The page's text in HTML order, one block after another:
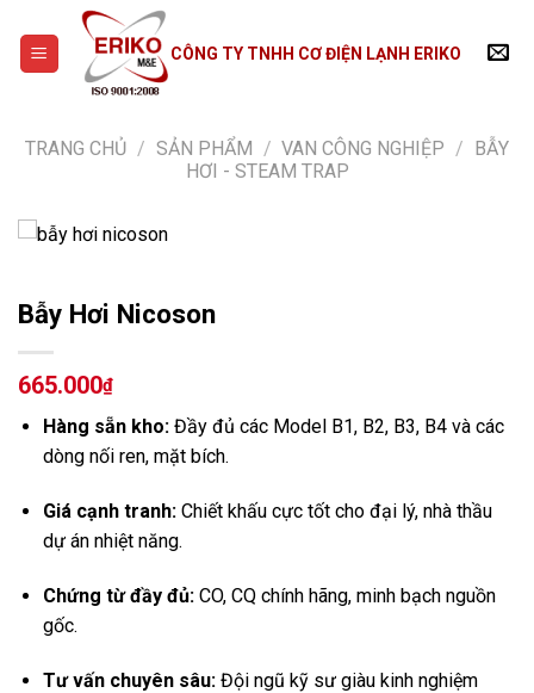
content
CÔNG TY TNHH CƠ ĐIỆN LẠNH ERIKO
TRANG CHỦ / SẢN PHẨM / VAN CÔNG NGHIỆP / BẪY
HƠI - STEAM TRAP
Bẫy Hơi Nicoson
665.000₫
Hàng sẵn kho:Đầy đủ các Model B1, B2, B3, B4 và các
dòng nối ren, mặt bích.
Giá cạnh tranh:Chiết khấu cực tốt cho đại lý, nhà thầu
dự án nhiệt năng.
Chứng từ đầy đủ:CO, CQ chính hãng, minh bạch nguồn
gốc.
Tư vấn chuyên sâu:Đội ngũ kỹ sư giàu kinh nghiệm